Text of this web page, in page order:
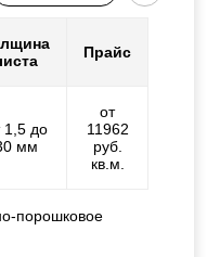
Прайс
1,5 до
мм
от
11962
руб.
кв.м.
порошковое